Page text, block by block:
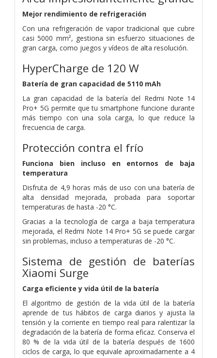
Mejor rendimiento de refrigeración
Con una refrigeración de vapor tradicional que cubre
casi 5000 mm², gestiona sin esfuerzo situaciones de
gran carga, como juegos y vídeos de alta resolución.
HyperCharge de 120 W
Batería de gran capacidad de 5110 mAh
La gran capacidad de la batería del Redmi Note 14
Pro+ 5G permite que tu smartphone funcione durante
más tiempo con una sola carga, lo que reduce la
frecuencia de carga.
Protección contra el frío
Funciona bien incluso en entornos de baja
temperatura
Disfruta de 4,9 horas más de uso con una batería de
alta densidad mejorada, probada para soportar
temperaturas de hasta -20 °C.
Gracias a la tecnología de carga a baja temperatura
mejorada, el Redmi Note 14 Pro+ 5G se puede cargar
sin problemas, incluso a temperaturas de -20 °C.
Sistema de gestión de baterías
Xiaomi Surge
Carga eficiente y vida útil de la batería
El algoritmo de gestión de la vida útil de la batería
aprende de tus hábitos de carga diarios y ajusta la
tensión y la corriente en tiempo real para ralentizar la
degradación de la batería de forma eficaz. Conserva el
80 % de la vida útil de la batería después de 1600
ciclos de carga, lo que equivale aproximadamente a 4